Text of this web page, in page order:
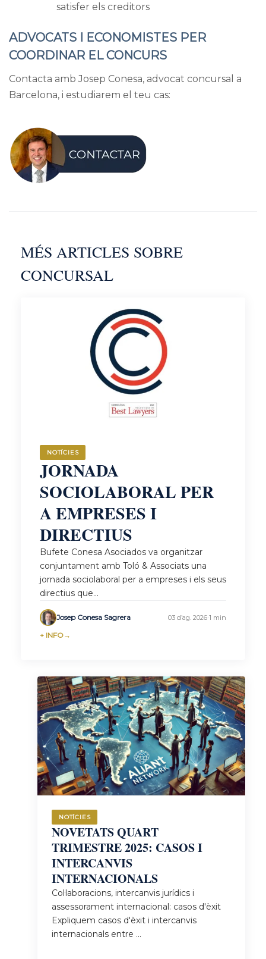
satisfer els creditors
ADVOCATS I ECONOMISTES PER
COORDINAR EL CONCURS
Contacta amb Josep Conesa, advocat concursal a
Barcelona, i estudiarem el teu cas:
MÉS ARTICLES SOBRE
CONCURSAL
NOTÍCIES
JORNADA
SOCIOLABORAL PER
A EMPRESES I
DIRECTIUS
Bufete Conesa Asociados va organitzar
conjuntament amb Toló & Associats una
jornada sociolaboral per a empreses i els seus
directius que...
Josep Conesa Sagrera 03 d’ag. 2026·1 min
+ INFO→
NOTÍCIES
ACTE
DE
LLIURAMENT
DE
DESPATXOS
ALS
NOUS
JUTGES
José
Conesa
Ballestero,
fundador
Bufete
NOTÍCIES
NOVETATS QUART
TRIMESTRE 2025: CASOS I
INTERCANVIS
INTERNACIONALS
Col·laboracions, intercanvis jurídics i
assessorament internacional: casos d'èxit
Expliquem casos d'èxit i intercanvis
internacionals entre ...